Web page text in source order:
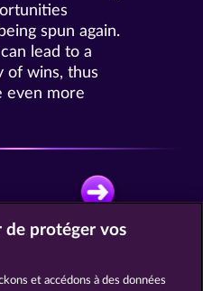
spun again.
lead to a
of wins, thus
even more
de protéger vos
et accédons à des données